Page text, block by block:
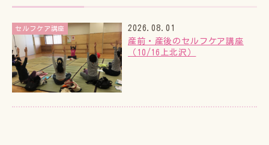
セルフケア講座 2026.08.01
産前・産後のセルフケア講座
（10/16上北沢）